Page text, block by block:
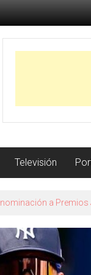
Televisión
su nuevo